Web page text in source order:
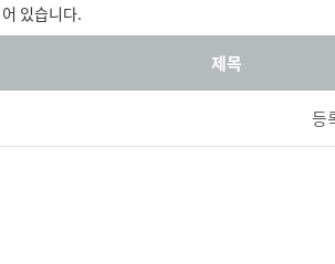
있습니다.
제목
등